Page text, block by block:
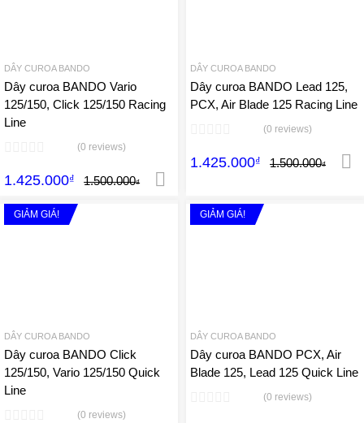
DÂY CUROA BANDO
Dây curoa BANDO Vario
125/150, Click 125/150 Racing
Line
(0 reviews)
1.500.000₫
1.425.000₫
DÂY CUROA BANDO
Dây curoa BANDO Lead 125,
PCX, Air Blade 125 Racing Line
(0 reviews)
1.500.000₫
1.425.000₫
GIẢM GIÁ!
DÂY CUROA BANDO
Dây curoa BANDO Click
125/150, Vario 125/150 Quick
Line
(0 reviews)
GIẢM GIÁ!
DÂY CUROA BANDO
Dây curoa BANDO PCX, Air
Blade 125, Lead 125 Quick Line
(0 reviews)